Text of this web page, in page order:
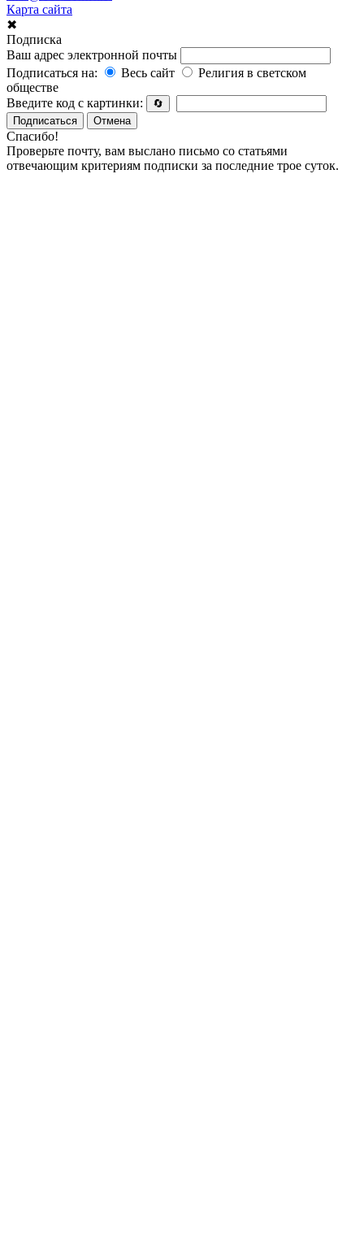
Карта сайта
✖
Подписка
Ваш адрес электронной почты
Подписаться на:
Весь сайт
Религия в светском
обществе
Введите код с картинки:
🔄
Подписаться
Отмена
Спасибо!
Проверьте почту, вам выслано письмо со статьями
отвечающим критериям подписки за последние трое суток.